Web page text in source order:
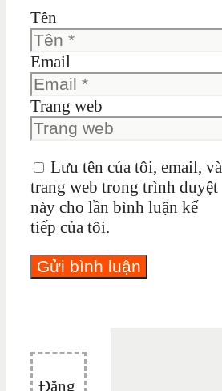
Tên
Email
Trang web
Lưu tên của tôi, email, và
trang web trong trình duyệt
này cho lần bình luận kế
tiếp của tôi.
Đăng